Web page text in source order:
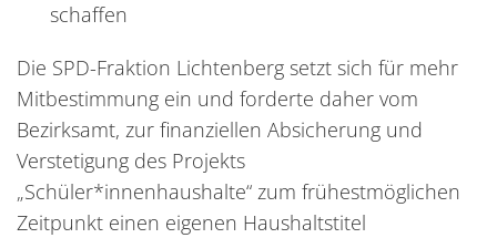
schaffen
Die SPD-Fraktion Lichtenberg setzt sich für mehr
Mitbestimmung ein und forderte daher vom
Bezirksamt, zur finanziellen Absicherung und
Verstetigung des Projekts
„Schüler*innenhaushalte“ zum frühestmöglichen
Zeitpunkt einen eigenen Haushaltstitel